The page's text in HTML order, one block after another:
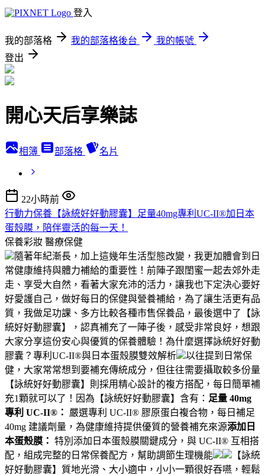
登入
我的部落格 我的部落格後台
我的帳號
登出
開心天后享樂誌
相簿 部落格 名片
22小時前
行動力保養【詠統好好動膠囊】足量40mg專利UC-II®加日本
蛋殼膜，陪伴靈活的每一天！
保養彩妝 醫療保健
隨著年紀漸長，加上這幾年生活型態改變，我更加體會到日
常健康維持與體力補給的重要性！前陣子跟閨蜜一起去郊外走
走、享受大自然，看著大家充沛的活力，讓我也下定決心要好
好愛護自己，做好每日的保健與營養補給，為了讓生活更有品
質，我做足功課、多方比較各種市售保養品，最後選中了【詠
統好好動膠囊】，認真補充了一陣子後，感受非常良好，想跟
大家分享這份安心與優質的保養體驗！為什麼選擇詠統好好動
膠囊？專利UC-II®與日本蛋殼膜雙效解析
以往提到日常保
健，大家常常想到要補充傳統成分，但往往需要攝取較多份量
【詠統好好動膠囊】則採用精心設計的複方搭配，每日簡單補
充1顆就可以了！因為【詠統好好動膠囊】含有： 足量 40mg
專利 UC-II®：
嚴選專利 UC-II® 膠原蛋白複合物，每日補足
40mg 建議劑量，為健康維持提供優質的營養補充來源添加日
本蛋殼膜： 特別添加日本蛋殼膜關鍵成分，與 UC-II® 互相搭
配，組成完整的日常保養配方，幫助調節生理機能
【詠統
好好動膠囊】質地光滑、大小適中，小小一顆很好吞嚥，輕鬆